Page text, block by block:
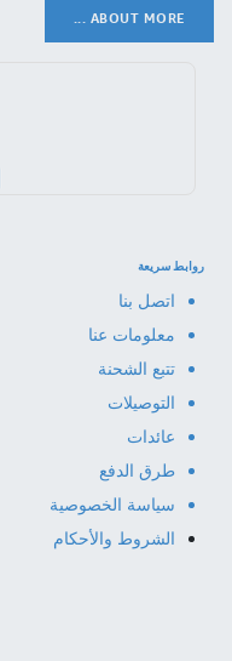
ABOUT MORE ...
روابط سريعة
اتصل بنا
معلومات عنا
تتبع الشحنة
التوصيلات
عائدات
طرق الدفع
سياسة الخصوصية
الشروط والأحكام